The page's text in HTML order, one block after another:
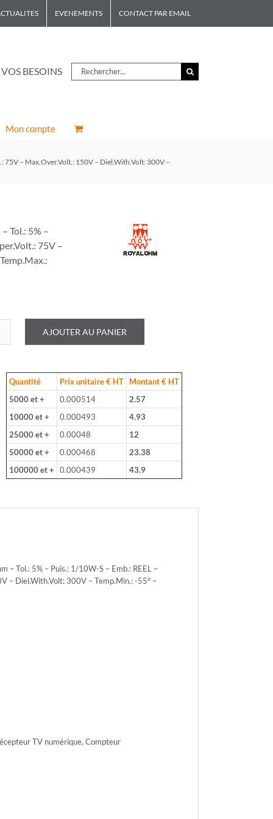
EVENEMENTS CONTACT PAR EMAIL
BESOINS Rechercher
Mon compte
75V – Max.Over.Volt.: 150V – Diel.With.Volt: 300V –
Tol.: 5% –
75V –
AJOUTER AU PANIER
Quantité Prix unitaire € HT
Montant € HT
5000 et +
0.000514
2.57
10000 et +
0.000493
4.93
25000 et +
0.00048
12
50000 et +
0.000468
23.38
100000 et +
0.000439 43.9
Tol.: 5% – Puis.: 1/10W-S – Emb.: REEL –
– Diel.With.Volt: 300V – Temp.Min.: -55° –
TV numérique, Compteur